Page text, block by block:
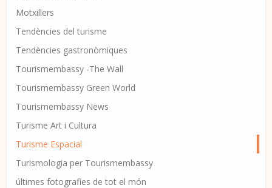
Motxillers
Tendències del turisme
Tendències gastronòmiques
Tourismembassy -The Wall
Tourismembassy Green World
Tourismembassy News
Turisme Art i Cultura
Turisme Espacial
Turismologia per Tourismembassy
últimes fotografies de tot el món